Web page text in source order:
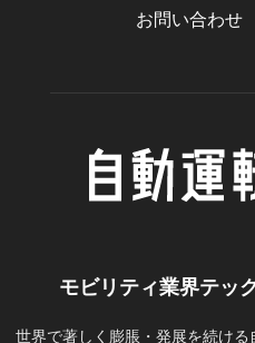
お問い合わせ
モビリティ業界テッ
世界で著しく膨脹・発展を続け